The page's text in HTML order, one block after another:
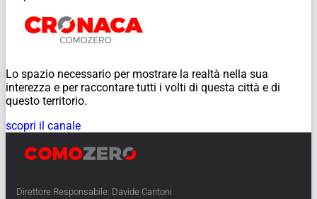
Lo spazio necessario per mostrare la realtà nella sua
interezza e per raccontare tutti i volti di questa città e di
questo territorio.
scopri il canale
Direttore Responsabile: Davide Cantoni